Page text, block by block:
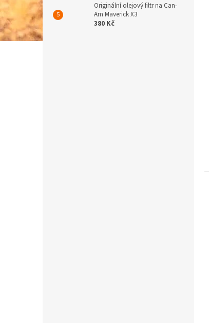
Originální olejový filtr na Can-
Am Maverick X3
380 Kč